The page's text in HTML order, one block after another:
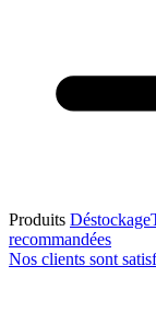
Produits Déstockage
recommandées
Nos clients sont